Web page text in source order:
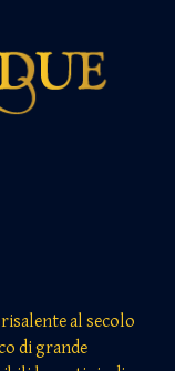
risalente al secolo
di grande